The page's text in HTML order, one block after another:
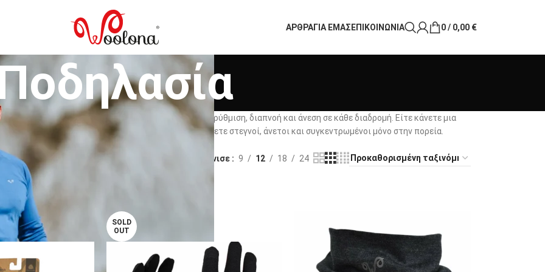
ΑΡΘΡΑΓΙΑ ΕΜΑΣ ΕΠΙΚΟΙΝΩΝΙΑ 0/ 0,00 €
από 100% μαλλί μερινό προσφέρουν φυσική θερμορύθμιση, διαπνοή και άνεση σε κάθε διαδρομή. Είτε κάνετε μια
μεγάλες αποστάσεις, σας βοηθούν να παραμένετε στεγνοί, άνετοι και συγκεντρωμένοι μόνο στην πορεία.
Δραστηριότητες Ποδηλασία Εμφάνισε 9 12 18 24
SOLD
OUT